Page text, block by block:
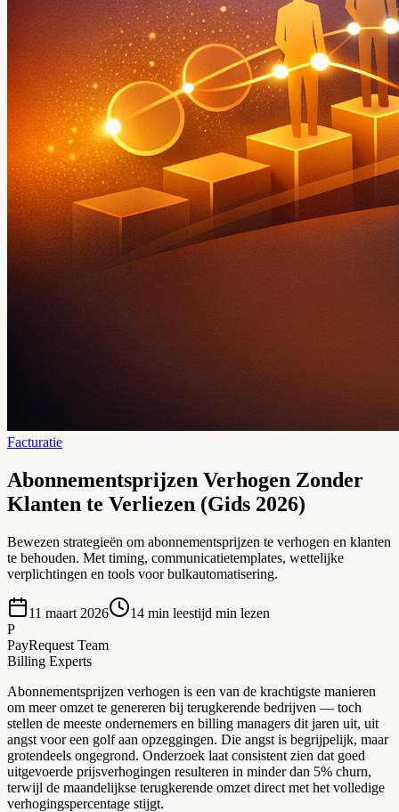
Facturatie
Abonnementsprijzen Verhogen Zonder
Klanten te Verliezen (Gids 2026)
Bewezen strategieën om abonnementsprijzen te verhogen en klanten
te behouden. Met timing, communicatietemplates, wettelijke
verplichtingen en tools voor bulkautomatisering.
11 maart 2026 14 min leestijd min lezen
P
PayRequest Team
Billing Experts
Abonnementsprijzen verhogen is een van de krachtigste manieren
om meer omzet te genereren bij terugkerende bedrijven — toch
stellen de meeste ondernemers en billing managers dit jaren uit, uit
angst voor een golf aan opzeggingen. Die angst is begrijpelijk, maar
grotendeels ongegrond. Onderzoek laat consistent zien dat goed
uitgevoerde prijsverhogingen resulteren in minder dan 5% churn,
terwijl de maandelijkse terugkerende omzet direct met het volledige
verhogingspercentage stijgt.